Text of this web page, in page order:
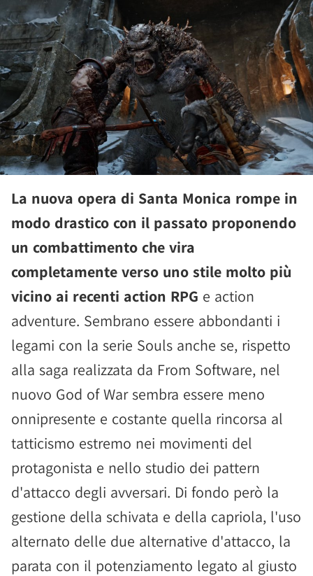
La nuova opera di Santa Monica rompe in
modo drastico con il passato proponendo
un combattimento che vira
completamente verso uno stile molto più
vicino ai recenti action RPG e action
adventure. Sembrano essere abbondanti i
legami con la serie Souls anche se, rispetto
alla saga realizzata da From Software, nel
nuovo God of War sembra essere meno
onnipresente e costante quella rincorsa al
tatticismo estremo nei movimenti del
protagonista e nello studio dei pattern
d'attacco degli avversari. Di fondo però la
gestione della schivata e della capriola, l'uso
alternato delle due alternative d'attacco, la
parata con il potenziamento legato al giusto